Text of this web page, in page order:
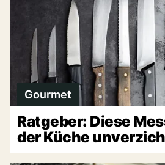
Gourmet
Ratgeber: Diese
der Küche